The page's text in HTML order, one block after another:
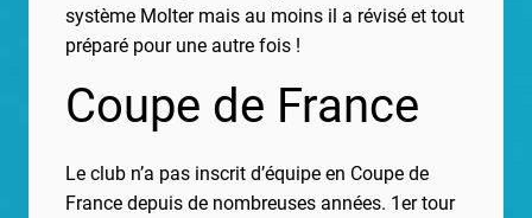
système Molter mais au moins il a révisé et tout
préparé pour une autre fois !
Coupe de France
Le club n’a pas inscrit d’équipe en Coupe de
France depuis de nombreuses années. 1er tour